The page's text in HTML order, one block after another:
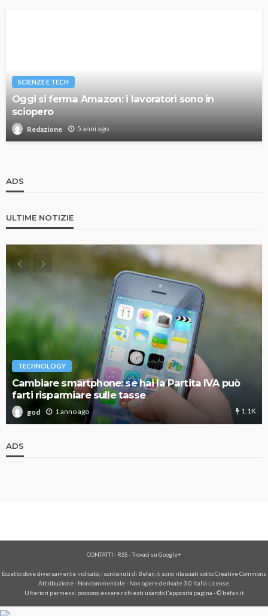
SCIENZE E TECH
Oggi si ferma Amazon: i lavoratori sono in
sciopero
Redazione 5 anni ago
ADS
ULTIME NOTIZIE
TECHNOLOGY
Cambiare smartphone: se hai la Partita IVA può
farti risparmiare sulle tasse
god 1 anno ago 1.1K
ADS
CONTATTI - RSS-Trovaci su Google+
Eccetto dove diversamente indicato, i contenuti di Befan.it sono rilasciati sotto Creative Commons
Attribuzione - Non commerciale - Non opere derivate 3.0 Italia License.
Ulteriori permessi possono essere richiesti usando l'apposita pagina - © befan.it